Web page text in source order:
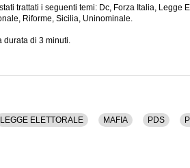
trattati i seguenti temi: Dc, Forza Italia, Legge
Riforme, Sicilia, Uninominale.
durata di 3 minuti.
LEGGE ELETTORALE MAFIA PDS